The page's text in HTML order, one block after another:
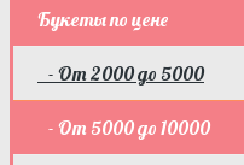
Букеты по цене
- От 2000 до 5000
- От 5000 до 10000